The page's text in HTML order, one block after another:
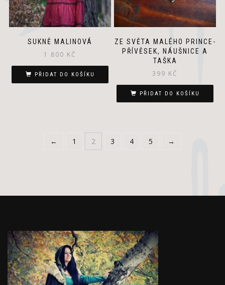
SUKNĚ MALINOVÁ
1 800 KČ
PŘIDAT DO KOŠÍKU
ZE SVĚTA MALÉHO PRINCE-
PŘÍVĚSEK, NÁUŠNICE A
TAŠKA
399 KČ
PŘIDAT DO KOŠÍKU
← 1 2 3 4 5 →